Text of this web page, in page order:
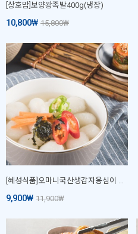
[상호맘]보양왕족발400g(냉장)
10,800₩ 15,800₩
9,900₩ 11,900₩